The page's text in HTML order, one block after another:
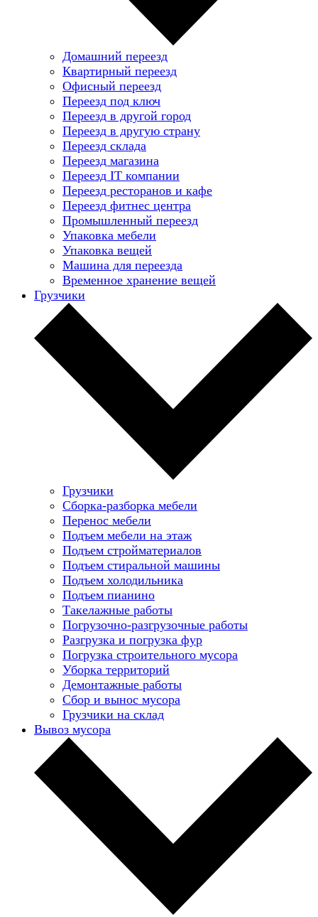
Домашний переезд
Квартирный переезд
Офисный переезд
Переезд под ключ
Переезд в другой город
Переезд в другую страну
Переезд склада
Переезд магазина
Переезд IT компании
Переезд ресторанов и кафе
Переезд фитнес центра
Промышленный переезд
Упаковка мебели
Упаковка вещей
Машина для переезда
Временное хранение вещей
Грузчики
Грузчики
Сборка-разборка мебели
Перенос мебели
Подъем мебели на этаж
Подъем стройматериалов
Подъем стиральной машины
Подъем холодильника
Подъем пианино
Такелажные работы
Погрузочно-разгрузочные работы
Разгрузка и погрузка фур
Погрузка строительного мусора
Уборка территорий
Демонтажные работы
Сбор и вынос мусора
Грузчики на склад
Вывоз мусора